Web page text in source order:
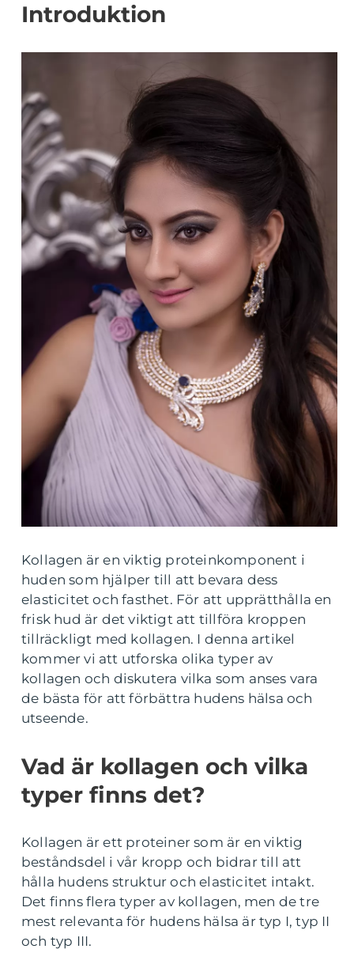
Introduktion
Kollagen är en viktig proteinkomponent i
huden som hjälper till att bevara dess
elasticitet och fasthet. För att upprätthålla en
frisk hud är det viktigt att tillföra kroppen
tillräckligt med kollagen. I denna artikel
kommer vi att utforska olika typer av
kollagen och diskutera vilka som anses vara
de bästa för att förbättra hudens hälsa och
utseende.
Vad är kollagen och vilka
typer finns det?
Kollagen är ett proteiner som är en viktig
beståndsdel i vår kropp och bidrar till att
hålla hudens struktur och elasticitet intakt.
Det finns flera typer av kollagen, men de tre
mest relevanta för hudens hälsa är typ I, typ II
och typ III.